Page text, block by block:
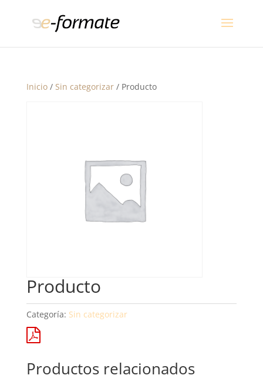
Inicio/ Sin categorizar/ Producto
Producto
Categoría: Sin categorizar
Productos relacionados